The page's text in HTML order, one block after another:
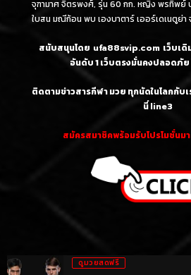
จุฑามาศ จิตรพงศ์, รุ่น 60 กก. หญิง พรทิพย์
ใบสน มณีก้อน พบ เองบาตาร์ เออร์เดเนตูย่า
สนับสนุนโดย ufa88svip.comเว็บเดิ
อันดับ 1เว็บตรงมั่นคงปลอดภัย
ติดตามข่าวสารกีฬา มวย ทุกนัดในโลกกับเ
นี่line3
สมัครสมาชิคพร้อมรับโปรโมชั่นม
ดูมวยสดฟรี